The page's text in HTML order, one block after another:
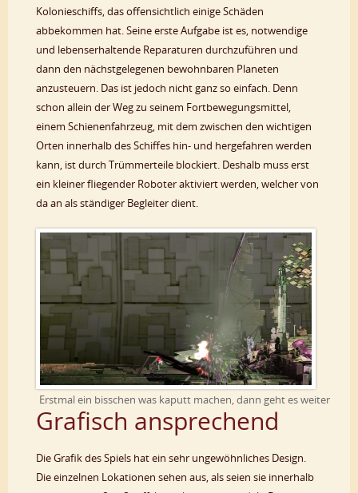
Kolonieschiffs, das offensichtlich einige Schäden
abbekommen hat. Seine erste Aufgabe ist es, notwendige
und lebenserhaltende Reparaturen durchzuführen und
dann den nächstgelegenen bewohnbaren Planeten
anzusteuern. Das ist jedoch nicht ganz so einfach. Denn
schon allein der Weg zu seinem Fortbewegungsmittel,
einem Schienenfahrzeug, mit dem zwischen den wichtigen
Orten innerhalb des Schiffes hin- und hergefahren werden
kann, ist durch Trümmerteile blockiert. Deshalb muss erst
ein kleiner fliegender Roboter aktiviert werden, welcher von
da an als ständiger Begleiter dient.
Erstmal ein bisschen was kaputt machen, dann geht es weiter
Grafisch ansprechend
Die Grafik des Spiels hat ein sehr ungewöhnliches Design.
Die einzelnen Lokationen sehen aus, als seien sie innerhalb